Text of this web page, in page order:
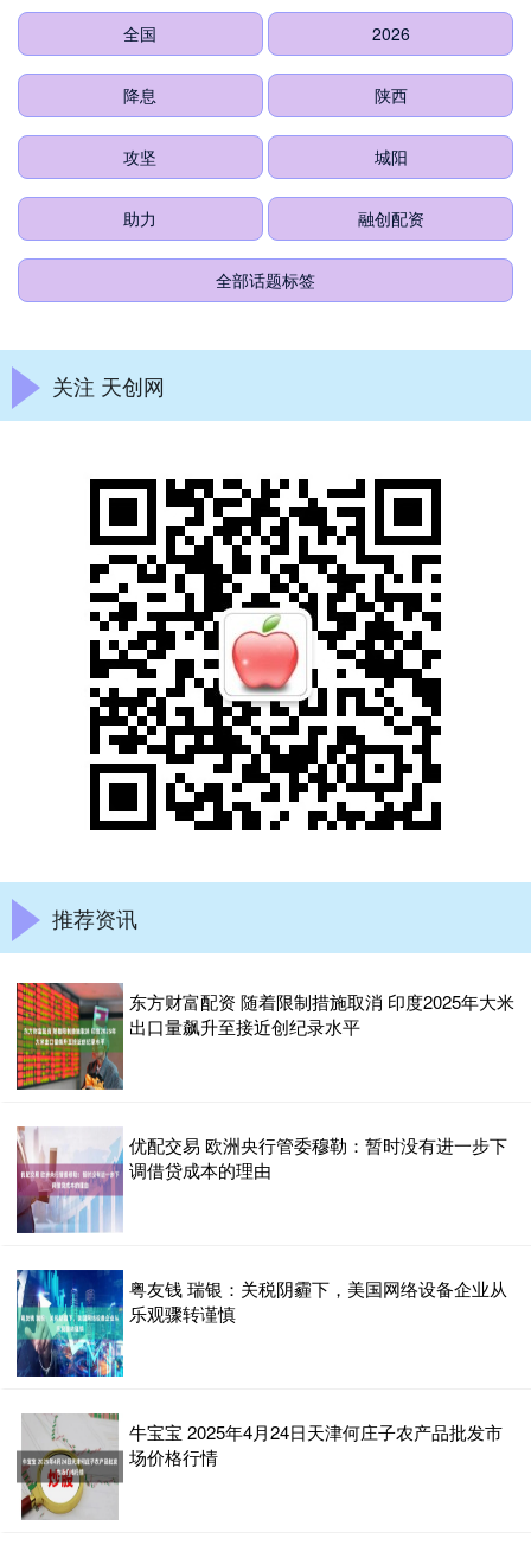
全国 2026
降息 陕西
攻坚 城阳
助力 融创配资
全部话题标签
关注 天创网
推荐资讯
东方财富配资 随着限制措施取消 印度2025年大米
出口量飙升至接近创纪录水平
优配交易 欧洲央行管委穆勒：暂时没有进一步下
调借贷成本的理由
粤友钱 瑞银：关税阴霾下，美国网络设备企业从
乐观骤转谨慎
牛宝宝 2025年4月24日天津何庄子农产品批发市
场价格行情